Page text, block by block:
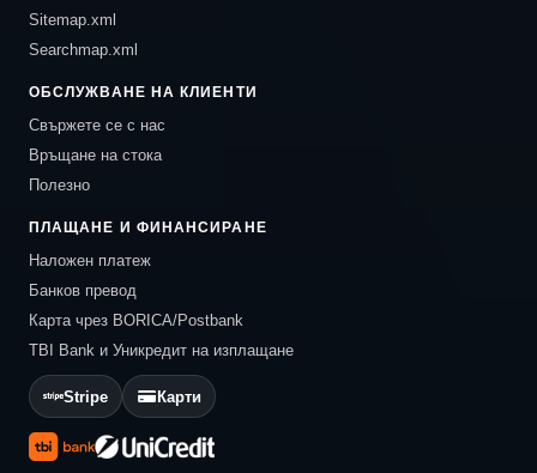
Sitemap.xml
Searchmap.xml
ОБСЛУЖВАНЕ НА КЛИЕНТИ
Свържете се с нас
Връщане на стока
Полезно
ПЛАЩАНЕ И ФИНАНСИРАНЕ
Наложен платеж
Банков превод
Карта чрез BORICA/Postbank
TBI Bank и Уникредит на изплащане
Stripe Карти